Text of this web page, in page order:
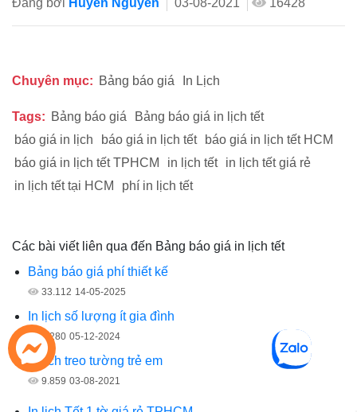
Đăng bởi Huyen Nguyen 03-08-2021 16428
Chuyên mục: Bảng báo giá In Lịch
Tags: Bảng báo giá
Bảng báo giá in lịch tết
báo giá in lịch
báo giá in lịch tết
báo giá in lịch tết HCM
báo giá in lịch tết TPHCM
in lịch tết
in lịch tết giá rẻ
in lịch tết tại HCM
phí in lịch tết
Các bài viết liên qua đến Bảng báo giá in lịch tết
Bảng báo giá phí thiết kế
33.112 14-05-2025
In lịch số lượng ít gia đình
7.280 05-12-2024
In lịch treo tường trẻ em
9.859 03-08-2021